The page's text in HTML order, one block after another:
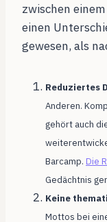
zwischen
einen
gewesen, als
Reduziertes
Anderen.
gehört auch
Barcamp. Die
Gedächtnis
Keine
Mottos bei